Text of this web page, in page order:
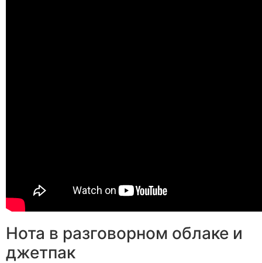
Нота в разговорном облаке и
джетпак